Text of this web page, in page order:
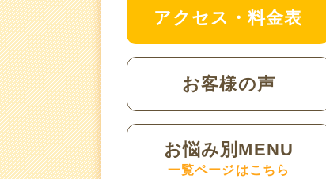
アクセス・料金表
お客様の声
お悩み別MENU
一覧ページはこちら